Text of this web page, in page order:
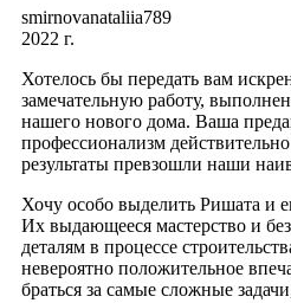
smirnovanataliia789
2022 г.
Хотелось бы передать вам
замечательную работу,
нашего нового дома. Ваша
профессионализм
результаты превзошли наши
Хочу особо выделить Ришата и
Их выдающееся мастерство и
деталям в процессе
невероятно положительное
браться за самые сложные